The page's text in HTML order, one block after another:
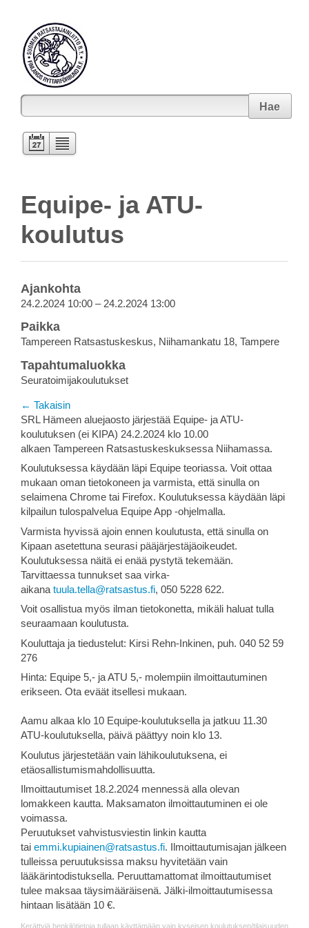
Hae
Equipe- ja ATU-
koulutus
Ajankohta
24.2.2024 10:00 – 24.2.2024 13:00
Paikka
Tampereen Ratsastuskeskus, Niihamankatu 18, Tampere
Tapahtumaluokka
Seuratoimijakoulutukset
← Takaisin
SRL Hämeen aluejaosto järjestää Equipe- ja ATU-
koulutuksen (ei KIPA) 24.2.2024 klo 10.00
alkaen Tampereen Ratsastuskeskuksessa Niihamassa.
Koulutuksessa käydään läpi Equipe teoriassa. Voit ottaa
mukaan oman tietokoneen ja varmista, että sinulla on
selaimena Chrome tai Firefox. Koulutuksessa käydään läpi
kilpailun tulospalvelua Equipe App -ohjelmalla.
Varmista hyvissä ajoin ennen koulutusta, että sinulla on
Kipaan asetettuna seurasi pääjärjestäjäoikeudet.
Koulutuksessa näitä ei enää pystytä tekemään.
Tarvittaessa tunnukset saa virka-
aikana tuula.tella@ratsastus.fi, 050 5228 622.
Voit osallistua myös ilman tietokonetta, mikäli haluat tulla
seuraamaan koulutusta.
Kouluttaja ja tiedustelut: Kirsi Rehn-Inkinen, puh. 040 52 59
276
Hinta: Equipe 5,- ja ATU 5,- molempiin ilmoittautuminen
erikseen. Ota eväät itsellesi mukaan.
Aamu alkaa klo 10 Equipe-koulutuksella ja jatkuu 11.30
ATU-koulutuksella, päivä päättyy noin klo 13.
Koulutus järjestetään vain lähikoulutuksena, ei
etäosallistumismahdollisuutta.
Ilmoittautumiset 18.2.2024 mennessä alla olevan
lomakkeen kautta. Maksamaton ilmoittautuminen ei ole
voimassa.
Peruutukset vahvistusviestin linkin kautta
tai emmi.kupiainen@ratsastus.fi. Ilmoittautumisajan jälkeen
tulleissa peruutuksissa maksu hyvitetään vain
lääkärintodistuksella. Peruuttamattomat ilmoittautumiset
tulee maksaa täysimääräisenä. Jälki-ilmoittautumisessa
hintaan lisätään 10 €.
Kerättyjä henkilötietoja tullaan käyttämään vain kyseisen koulutuksen/tilaisuuden